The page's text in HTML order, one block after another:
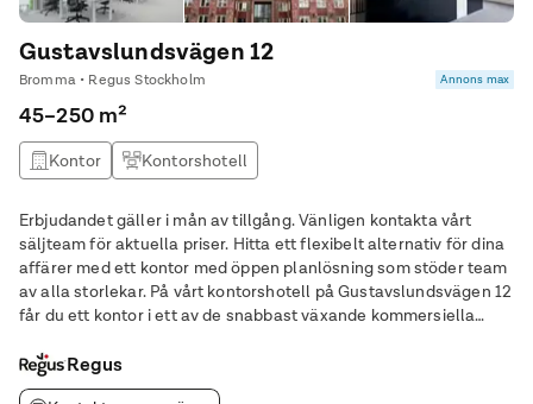
Gustavslundsvägen 12
Bromma • Regus Stockholm Annons max
45–250 m²
Kontor Kontorshotell
Erbjudandet gäller i mån av tillgång. Vänligen kontakta vårt
säljteam för aktuella priser. Hitta ett flexibelt alternativ för dina
affärer med ett kontor med öppen planlösning som stöder team
av alla storlekar. På vårt kontorshotell på Gustavslundsvägen 12
får du ett kontor i ett av de snabbast växande kommersiella
enkelhet med ett
Regus